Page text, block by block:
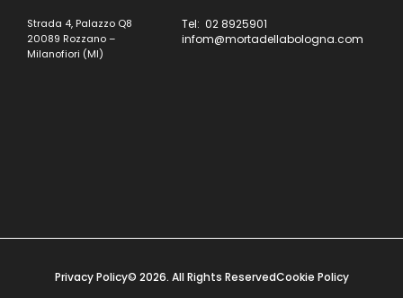
Strada 4, Palazzo Q8
20089 Rozzano –
Milanofiori (MI)
Tel: 02 8925901
infom@mortadellabologna.com
Privacy Policy© 2026. All Rights ReservedCookie Policy